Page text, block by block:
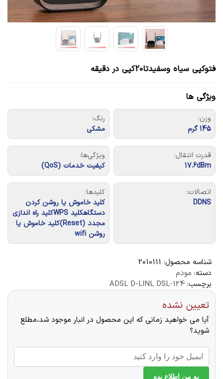
فتوکپی سیاه وسفیدتا20کپی در دقیقه
ویژگی ها
وزن:
145 گرم
رنگ:
مشکی
قدرت انتقال:
17.6dBm
ویژگی‌ها:
کیفیت خدمات (QoS)
اتصالات:
DDNS
کلیدها:
کلید خاموش یا روشن کردن
دستگاهکلید WPSکلید راه‌ اندازی
مجدد (Reset)کلید خاموش یا
روشن wifi
شناسه محصول: 2010111
دسته: مودم
برچسب: ADSL D-LINL DSL-124
تعیین نشده
آیا می خواهید زمانی که این محصول در انبار موجود شد،مطلع
شوید؟
به من اطلاع بده